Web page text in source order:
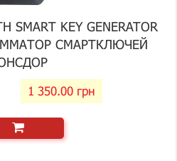
SMART KEY GENERATOR
СМАРТКЛЮЧЕЙ
1 350.00 грн